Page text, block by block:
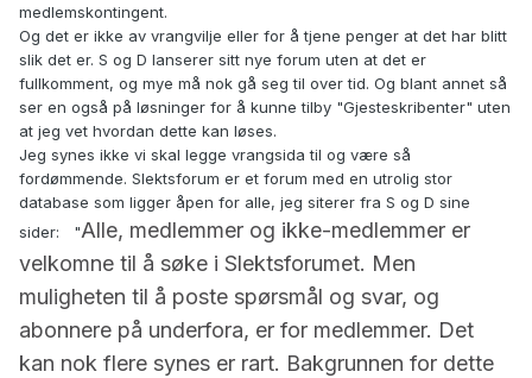
medlemskontingent.
Og det er ikke av vrangvilje eller for å tjene penger at det har blitt
slik det er. S og D lanserer sitt nye forum uten at det er
fullkomment, og mye må nok gå seg til over tid. Og blant annet så
ser en også på løsninger for å kunne tilby "Gjesteskribenter" uten
at jeg vet hvordan dette kan løses.
Jeg synes ikke vi skal legge vrangsida til og være så
fordømmende. Slektsforum er et forum med en utrolig stor
database som ligger åpen for alle, jeg siterer fra S og D sine
sider: "Alle, medlemmer og ikke-medlemmer er
velkomne til å søke i Slektsforumet. Men
muligheten til å poste spørsmål og svar, og
abonnere på underfora, er for medlemmer. Det
kan nok flere synes er rart. Bakgrunnen for dette